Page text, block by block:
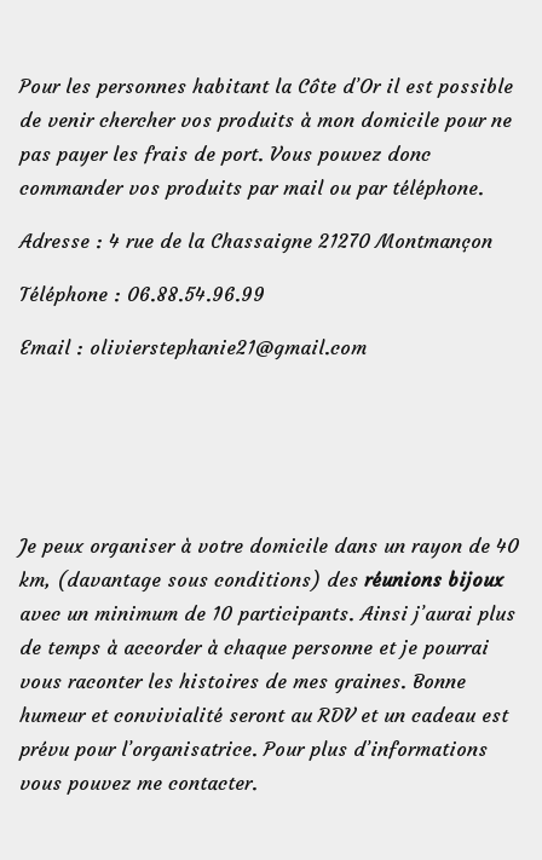
Pour les personnes habitant la Côte d’Or il est possible
de venir chercher vos produits à mon domicile pour ne
pas payer les frais de port. Vous pouvez donc
commander vos produits par mail ou par téléphone.
Adresse : 4 rue de la Chassaigne 21270 Montmançon
Téléphone : 06.88.54.96.99
Email : olivierstephanie21@gmail.com
Je peux organiser à votre domicile dans un rayon de 40
km, (davantage sous conditions) des réunions bijoux
avec un minimum de 10 participants. Ainsi j’aurai plus
de temps à accorder à chaque personne et je pourrai
vous raconter les histoires de mes graines. Bonne
humeur et convivialité seront au RDV et un cadeau est
prévu pour l’organisatrice. Pour plus d’informations
vous pouvez me contacter.